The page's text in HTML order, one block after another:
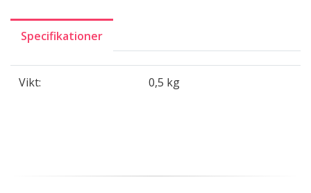
Specifikationer
Vikt: 0,5 kg